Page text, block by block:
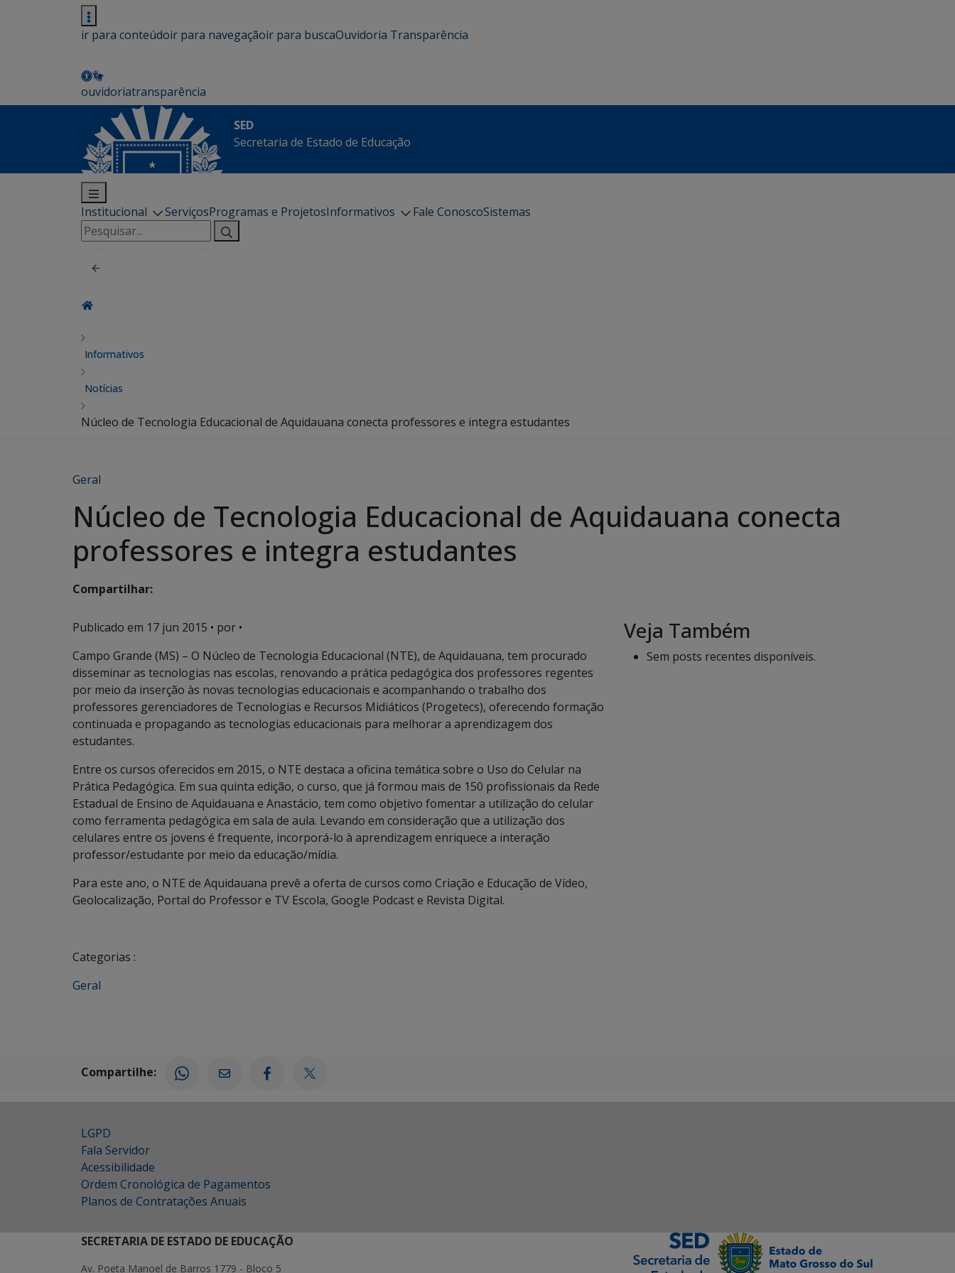
ir para conteúdoir para navegaçãoir para buscaOuvidoria Transparência
ouvidoriatransparência
SED
Secretaria de Estado de Educação
Institucional ServiçosProgramas e ProjetosInformativos Fale ConoscoSistemas
Pesquisar
por:
Informativos
Notícias
Núcleo de Tecnologia Educacional de Aquidauana conecta professores e integra estudantes
Geral
Núcleo de Tecnologia Educacional de Aquidauana conecta
professores e integra estudantes
Compartilhar:
Publicado em 17 jun 2015 • por •
Campo Grande (MS) – O Núcleo de Tecnologia Educacional (NTE), de Aquidauana, tem procurado
disseminar as tecnologias nas escolas, renovando a prática pedagógica dos professores regentes
por meio da inserção às novas tecnologias educacionais e acompanhando o trabalho dos
professores gerenciadores de Tecnologias e Recursos Midiáticos (Progetecs), oferecendo formação
continuada e propagando as tecnologias educacionais para melhorar a aprendizagem dos
estudantes.
Entre os cursos oferecidos em 2015, o NTE destaca a oficina temática sobre o Uso do Celular na
Prática Pedagógica. Em sua quinta edição, o curso, que já formou mais de 150 profissionais da Rede
Estadual de Ensino de Aquidauana e Anastácio, tem como objetivo fomentar a utilização do celular
como ferramenta pedagógica em sala de aula. Levando em consideração que a utilização dos
celulares entre os jovens é frequente, incorporá-lo à aprendizagem enriquece a interação
professor/estudante por meio da educação/mídia.
Para este ano, o NTE de Aquidauana prevê a oferta de cursos como Criação e Educação de Vídeo,
Geolocalização, Portal do Professor e TV Escola, Google Podcast e Revista Digital.
Categorias :
Geral
Veja Também
Sem posts recentes disponíveis.
Compartilhe:
LGPD
Fala Servidor
Acessibilidade
Ordem Cronológica de Pagamentos
Planos de Contratações Anuais
SECRETARIA DE ESTADO DE EDUCAÇÃO
Av. Poeta Manoel de Barros 1779 - Bloco 5